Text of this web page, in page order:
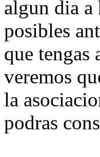
algun dia a
posibles
que tengas
veremos
la
podras